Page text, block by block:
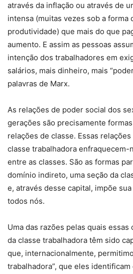
através da inflação ou através de
intensa (muitas vezes sob a forma
produtividade) que mais do que
aumento. E assim as pessoas
intenção dos trabalhadores em
salários, mais dinheiro, mais
palavras de Marx.
As relações de poder social dos
gerações são precisamente
relações de classe. Essas
classe trabalhadora enfraquecem-
entre as classes. São as formas
domínio indireto, uma seção da
e, através desse capital, impõe
todos nós.
Uma das razões pelas quais essas
da classe trabalhadora têm sido
que, internacionalmente,
trabalhadora”, que eles identificam